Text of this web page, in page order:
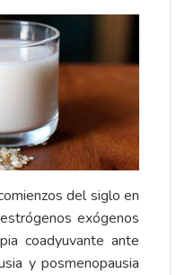
del siglo en
exógenos
coadyuvante ante
y posmenopausia